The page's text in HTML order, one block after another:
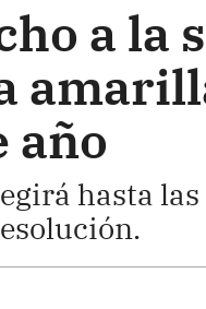
a la
año
hasta